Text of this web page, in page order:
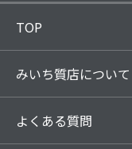
TOP
みいち質店について
よくある質問